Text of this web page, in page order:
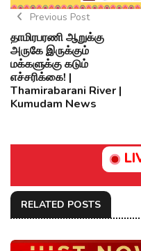
Previous Post
தாமிரபரணி ஆறுக்கு
அருகே இருக்கும்
மக்களுக்கு கடும்
எச்சரிக்கை! |
Thamirabarani River |
Kumudam News
RELATED POSTS